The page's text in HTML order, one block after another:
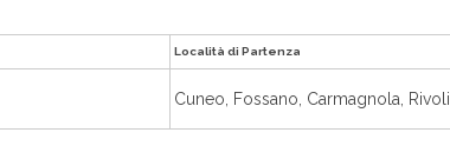
Località di Partenza
Cuneo, Fossano, Carmagnola, Rivoli